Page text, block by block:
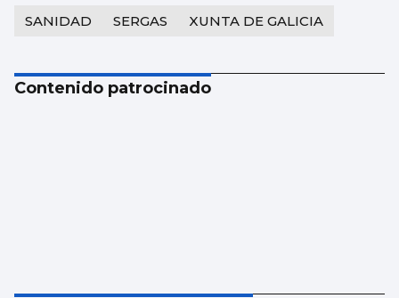
SANIDAD SERGAS XUNTA DE GALICIA
Contenido patrocinado